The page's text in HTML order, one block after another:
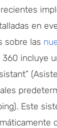
en
sobre las
360 incluye
Este